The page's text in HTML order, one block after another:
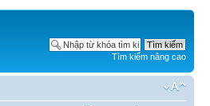
Tìm kiếm nâng cao